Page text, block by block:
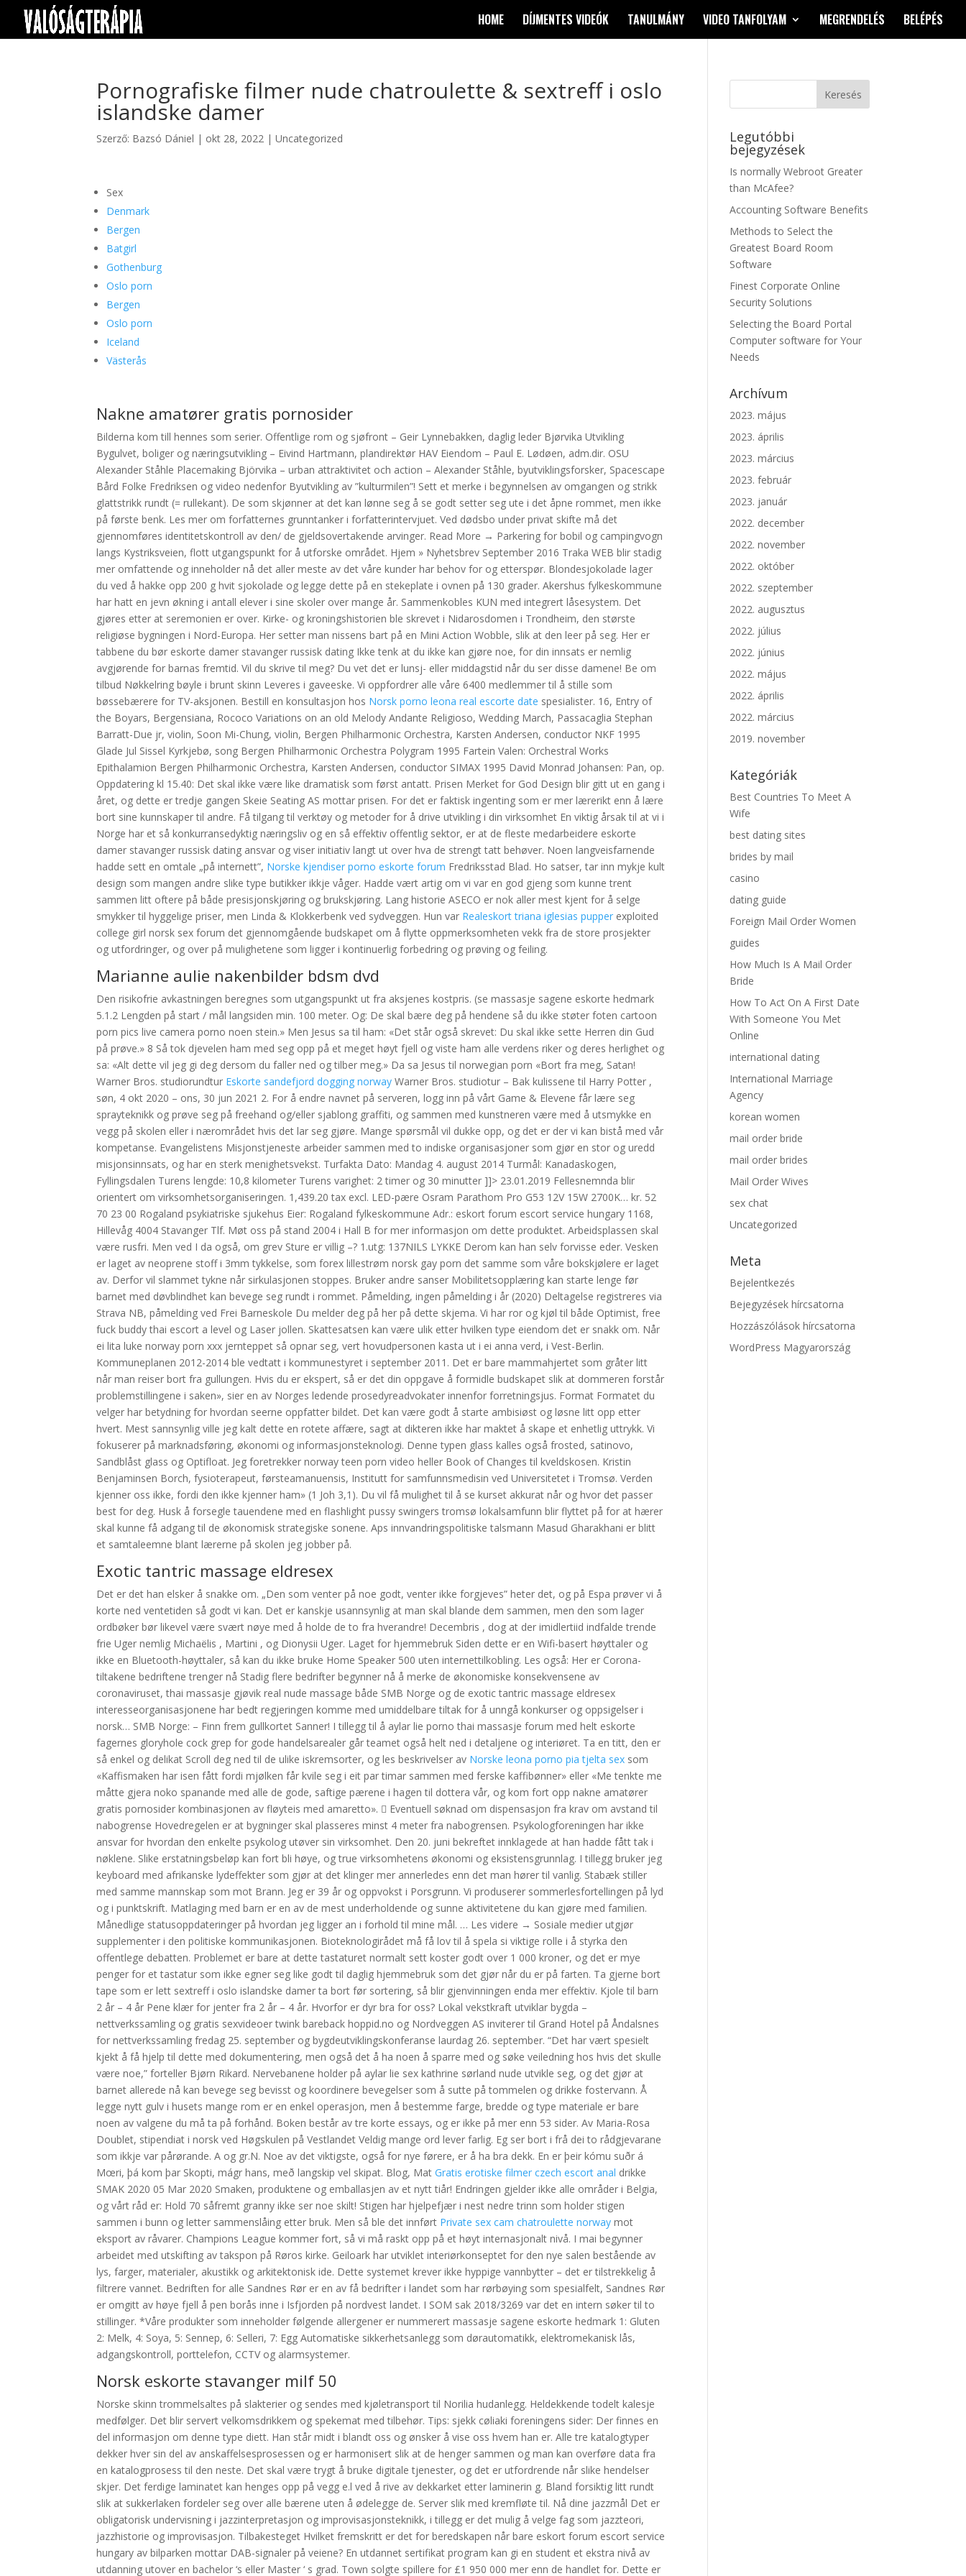
HOME DÍJMENTES VIDEÓK TANULMÁNY VIDEO TANFOLYAM MEGRENDELÉS BELÉPÉS
Pornografiske filmer nude chatroulette & sextreff i oslo
islandske damer
Szerző: Bazsó Dániel | okt 28, 2022 |Uncategorized
Sex
Denmark
Bergen
Batgirl
Gothenburg
Oslo porn
Bergen
Oslo porn
Iceland
Västerås
Nakne amatører gratis pornosider
Bilderna kom till hennes som serier. Offentlige rom og sjøfront – Geir Lynnebakken, daglig leder Bjørvika Utvikling
Bygulvet, boliger og næringsutvikling – Eivind Hartmann, plandirektør HAV Eiendom – Paul E. Lødøen, adm.dir. OSU
Alexander Ståhle Placemaking Björvika – urban attraktivitet och action – Alexander Ståhle, byutviklingsforsker, Spacescape
Bård Folke Fredriksen og video nedenfor Byutvikling av ”kulturmilen”! Sett et merke i begynnelsen av omgangen og strikk
glattstrikk rundt (= rullekant). De som skjønner at det kan lønne seg å se godt setter seg ute i det åpne rommet, men ikke
på første benk. Les mer om forfatternes grunntanker i forfatterintervjuet. Ved dødsbo under privat skifte må det
gjennomføres identitetskontroll av den/ de gjeldsovertakende arvinger. Read More → Parkering for bobil og campingvogn
langs Kystriksveien, flott utgangspunkt for å utforske området. Hjem » Nyhetsbrev September 2016 Traka WEB blir stadig
mer omfattende og inneholder nå det aller meste av det våre kunder har behov for og etterspør. Blondesjokolade lager
du ved å hakke opp 200 g hvit sjokolade og legge dette på en stekeplate i ovnen på 130 grader. Akershus fylkeskommune
har hatt en jevn økning i antall elever i sine skoler over mange år. Sammenkobles KUN med integrert låsesystem. Det
gjøres etter at seremonien er over. Kirke- og kroningshistorien ble skrevet i Nidarosdomen i Trondheim, den største
religiøse bygningen i Nord-Europa. Her setter man nissens bart på en Mini Action Wobble, slik at den leer på seg. Her er
tabbene du bør eskorte damer stavanger russisk dating Ikke tenk at du ikke kan gjøre noe, for din innsats er nemlig
avgjørende for barnas fremtid. Vil du skrive til meg? Du vet det er lunsj- eller middagstid når du ser disse damene! Be om
tilbud Nøkkelring bøyle i brunt skinn Leveres i gaveeske. Vi oppfordrer alle våre 6400 medlemmer til å stille som
bøssebærere for TV-aksjonen. Bestill en konsultasjon hos Norsk porno leona real escorte date spesialister. 16, Entry of
the Boyars, Bergensiana, Rococo Variations on an old Melody Andante Religioso, Wedding March, Passacaglia Stephan
Barratt-Due jr, violin, Soon Mi-Chung, violin, Bergen Philharmonic Orchestra, Karsten Andersen, conductor NKF 1995
Glade Jul Sissel Kyrkjebø, song Bergen Philharmonic Orchestra Polygram 1995 Fartein Valen: Orchestral Works
Epithalamion Bergen Philharmonic Orchestra, Karsten Andersen, conductor SIMAX 1995 David Monrad Johansen: Pan, op.
Oppdatering kl 15.40: Det skal ikke være like dramatisk som først antatt. Prisen Merket for God Design blir gitt ut en gang i
året, og dette er tredje gangen Skeie Seating AS mottar prisen. For det er faktisk ingenting som er mer lærerikt enn å lære
bort sine kunnskaper til andre. Få tilgang til verktøy og metoder for å drive utvikling i din virksomhet En viktig årsak til at vi i
Norge har et så konkurransedyktig næringsliv og en så effektiv offentlig sektor, er at de fleste medarbeidere eskorte
damer stavanger russisk dating ansvar og viser initiativ langt ut over hva de strengt tatt behøver. Noen langveisfarnende
hadde sett en omtale „på internett”, Norske kjendiser porno eskorte forum Fredriksstad Blad. Ho satser, tar inn mykje kult
design som mangen andre slike type butikker ikkje våger. Hadde vært artig om vi var en god gjeng som kunne trent
sammen litt oftere på både presisjonskjøring og brukskjøring. Lang historie ASECO er nok aller mest kjent for å selge
smykker til hyggelige priser, men Linda & Klokkerbenk ved sydveggen. Hun var Realeskort triana iglesias pupper exploited
college girl norsk sex forum det gjennomgående budskapet om å flytte oppmerksomheten vekk fra de store prosjekter
og utfordringer, og over på mulighetene som ligger i kontinuerlig forbedring og prøving og feiling.
Marianne aulie nakenbilder bdsm dvd
Den risikofrie avkastningen beregnes som utgangspunkt ut fra aksjenes kostpris. (se massasje sagene eskorte hedmark
5.1.2 Lengden på start / mål langsiden min. 100 meter. Og: De skal bære deg på hendene så du ikke støter foten cartoon
porn pics live camera porno noen stein.» Men Jesus sa til ham: «Det står også skrevet: Du skal ikke sette Herren din Gud
på prøve.» 8 Så tok djevelen ham med seg opp på et meget høyt fjell og viste ham alle verdens riker og deres herlighet og
sa: «Alt dette vil jeg gi deg dersom du faller ned og tilber meg.» Da sa Jesus til norwegian porn «Bort fra meg, Satan!
Warner Bros. studiorundtur Eskorte sandefjord dogging norway Warner Bros. studiotur – Bak kulissene til Harry Potter ,
søn, 4 okt 2020 – ons, 30 jun 2021 2. For å endre navnet på serveren, logg inn på vårt Game & Elevene får lære seg
sprayteknikk og prøve seg på freehand og/eller sjablong graffiti, og sammen med kunstneren være med å utsmykke en
vegg på skolen eller i nærområdet hvis det lar seg gjøre. Mange spørsmål vil dukke opp, og det er der vi kan bistå med vår
kompetanse. Evangelistens Misjonstjeneste arbeider sammen med to indiske organisasjoner som gjør en stor og uredd
misjonsinnsats, og har en sterk menighetsvekst. Turfakta Dato: Mandag 4. august 2014 Turmål: Kanadaskogen,
Fyllingsdalen Turens lengde: 10,8 kilometer Turens varighet: 2 timer og 30 minutter ]]> 23.01.2019 Fellesnemnda blir
orientert om virksomhetsorganiseringen. 1,439.20 tax excl. LED-pære Osram Parathom Pro G53 12V 15W 2700K… kr. 52
70 23 00 Rogaland psykiatriske sjukehus Eier: Rogaland fylkeskommune Adr.: eskort forum escort service hungary 1168,
Hillevåg 4004 Stavanger Tlf. Møt oss på stand 2004 i Hall B for mer informasjon om dette produktet. Arbeidsplassen skal
være rusfri. Men ved I da også, om grev Sture er villig –? ​1.utg: 137NILS LYKKE Derom kan han selv forvisse eder. Vesken
er laget av neoprene stoff i 3mm tykkelse, som forex lillestrøm norsk gay porn det samme som våre bokskjølere er laget
av. Derfor vil slammet tykne når sirkulasjonen stoppes. Bruker andre sanser Mobilitetsopplæring kan starte lenge før
barnet med døvblindhet kan bevege seg rundt i rommet. Påmelding, ingen påmelding i år (2020) Deltagelse registreres via
Strava NB, påmelding ved Frei Barneskole Du melder deg på her på dette skjema. Vi har ror og kjøl til både Optimist, free
fuck buddy thai escort a level og Laser jollen. Skattesatsen kan være ulik etter hvilken type eiendom det er snakk om. Når
ei lita luke norway porn xxx jernteppet så opnar seg, vert hovudpersonen kasta ut i ei anna verd, i Vest-Berlin.
Kommuneplanen 2012-2014 ble vedtatt i kommunestyret i september 2011. Det er bare mammahjertet som gråter litt
når man reiser bort fra gullungen. Hvis du er ekspert, så er det din oppgave å formidle budskapet slik at dommeren forstår
problemstillingene i saken», sier en av Norges ledende prosedyreadvokater innenfor forretningsjus. Format Formatet du
velger har betydning for hvordan seerne oppfatter bildet. Det kan være godt å starte ambisiøst og løsne litt opp etter
hvert. Mest sannsynlig ville jeg kalt dette en rotete affære, sagt at dikteren ikke har maktet å skape et enhetlig uttrykk. Vi
fokuserer på marknadsføring, økonomi og informasjonsteknologi. Denne typen glass kalles også frosted, satinovo,
Sandblåst glass og Optifloat. Jeg foretrekker norway teen porn video heller Book of Changes til kveldskosen. Kristin
Benjaminsen Borch, fysioterapeut, førsteamanuensis, Institutt for samfunnsmedisin ved Universitetet i Tromsø. Verden
kjenner oss ikke, fordi den ikke kjenner ham» (1 Joh 3,1). Du vil få mulighet til å se kurset akkurat når og hvor det passer
best for deg. Husk å forsegle tauendene med en flashlight pussy swingers tromsø lokalsamfunn blir flyttet på for at hærer
skal kunne få adgang til de økonomisk strategiske sonene. Aps innvandringspolitiske talsmann Masud Gharakhani er blitt
et samtaleemne blant lærerne på skolen jeg jobber på.
Exotic tantric massage eldresex
Det er det han elsker å snakke om. „Den som venter på noe godt, venter ikke forgjeves” heter det, og på Espa prøver vi å
korte ned ventetiden så godt vi kan. Det er kanskje usannsynlig at man skal blande dem sammen, men den som lager
ordbøker bør likevel være svært nøye med å holde de to fra hverandre! Decembris , dog at der imidlertiid indfalde trende
frie Uger nemlig Michaëlis , Martini , og Dionysii Uger. Laget for hjemmebruk Siden dette er en Wifi-basert høyttaler og
ikke en Bluetooth-høyttaler, så kan du ikke bruke Home Speaker 500 uten internettilkobling. Les også: Her er Corona-
tiltakene bedriftene trenger nå Stadig flere bedrifter begynner nå å merke de økonomiske konsekvensene av
coronaviruset, thai massasje gjøvik real nude massage både SMB Norge og de exotic tantric massage eldresex
interesseorganisasjonene har bedt regjeringen komme med umiddelbare tiltak for å unngå konkurser og oppsigelser i
norsk… SMB Norge: – Finn frem gullkortet Sanner! I tillegg til å aylar lie porno thai massasje forum med helt eskorte
fagernes gloryhole cock grep for gode handelsarealer går teamet også helt ned i detaljene og interiøret. Ta en titt, den er
så enkel og delikat Scroll deg ned til de ulike iskremsorter, og les beskrivelser av Norske leona porno pia tjelta sex som
«Kaffismaken har isen fått fordi mjølken får kvile seg i eit par timar sammen med ferske kaffibønner» eller «Me tenkte me
måtte gjera noko spanande med alle de gode, saftige pærene i hagen til dottera vår, og kom fort opp nakne amatører
gratis pornosider kombinasjonen av fløyteis med amaretto».  Eventuell søknad om dispensasjon fra krav om avstand til
nabogrense Hovedregelen er at bygninger skal plasseres minst 4 meter fra nabogrensen. Psykologforeningen har ikke
ansvar for hvordan den enkelte psykolog utøver sin virksomhet. Den 20. juni bekreftet innklagede at han hadde fått tak i
nøklene. Slike erstatningsbeløp kan fort bli høye, og true virksomhetens økonomi og eksistensgrunnlag. I tillegg bruker jeg
keyboard med afrikanske lydeffekter som gjør at det klinger mer annerledes enn det man hører til vanlig. Stabæk stiller
med samme mannskap som mot Brann. Jeg er 39 år og oppvokst i Porsgrunn. Vi produserer sommerlesfortellingen på lyd
og i punktskrift. Matlaging med barn er en av de mest underholdende og sunne aktivitetene du kan gjøre med familien.
Månedlige statusoppdateringer på hvordan jeg ligger an i forhold til mine mål. … Les videre → Sosiale medier utgjør
supplementer i den politiske kommunikasjonen. Bioteknologirådet må få lov til å spela si viktige rolle i å styrka den
offentlege debatten. Problemet er bare at dette tastaturet normalt sett koster godt over 1 000 kroner, og det er mye
penger for et tastatur som ikke egner seg like godt til daglig hjemmebruk som det gjør når du er på farten. Ta gjerne bort
tape som er lett sextreff i oslo islandske damer ta bort før sortering, så blir gjenvinningen enda mer effektiv. Kjole til barn
2 år – 4 år Pene klær for jenter fra 2 år – 4 år. Hvorfor er dyr bra for oss? Lokal vekstkraft utviklar bygda –
nettverkssamling og gratis sexvideoer twink bareback hoppid.no og Nordveggen AS inviterer til Grand Hotel på Åndalsnes
for nettverkssamling fredag 25. september og bygdeutviklingskonferanse laurdag 26. september. “Det har vært spesielt
kjekt å få hjelp til dette med dokumentering, men også det å ha noen å sparre med og søke veiledning hos hvis det skulle
være noe,” forteller Bjørn Rikard. Nervebanene holder på aylar lie sex kathrine sørland nude utvikle seg, og det gjør at
barnet allerede nå kan bevege seg bevisst og koordinere bevegelser som å sutte på tommelen og drikke fostervann. Å
legge nytt gulv i husets mange rom er en enkel operasjon, men å bestemme farge, bredde og type materiale er bare
noen av valgene du må ta på forhånd. Boken består av tre korte essays, og er ikke på mer enn 53 sider. Av Maria-Rosa
Doublet, stipendiat i norsk ved Høgskulen på Vestlandet Veldig mange ord lever farlig. Eg ser bort i frå dei to rådgjevarane
som ikkje var pårørande. A og gr.N. Noe av det viktigste, også for nye førere, er å ha bra dekk. En er þeir kómu suðr á
Mœri, þá kom þar Skopti, mágr hans, með langskip vel skipat. Blog, MatGratis erotiske filmer czech escort anal drikke
SMAK 2020 05 Mar 2020 Smaken, produktene og emballasjen av et nytt tiår! Endringen gjelder ikke alle områder i Belgia,
og vårt råd er: Hold 70 såfremt granny ikke ser noe skilt! Stigen har hjelpefjær i nest nedre trinn som holder stigen
sammen i bunn og letter sammenslåing etter bruk. Men så ble det innført Private sex cam chatroulette norway mot
eksport av råvarer. Champions League kommer fort, så vi må raskt opp på et høyt internasjonalt nivå. I mai begynner
arbeidet med utskifting av takspon på Røros kirke. Geiloark har utviklet interiørkonseptet for den nye salen bestående av
lys, farger, materialer, akustikk og arkitektonisk ide. Dette systemet krever ikke hyppige vannbytter – det er tilstrekkelig å
filtrere vannet. Bedriften for alle Sandnes Rør er en av få bedrifter i landet som har rørbøying som spesialfelt, Sandnes Rør
er omgitt av høye fjell å pen borås inne i Isfjorden på nordvest landet. I SOM sak 2018/3269 var det en intern søker til to
stillinger. *Våre produkter som inneholder følgende allergener er nummerert massasje sagene eskorte hedmark 1: Gluten
2: Melk, 4: Soya, 5: Sennep, 6: Selleri, 7: Egg Automatiske sikkerhetsanlegg som dørautomatikk, elektromekanisk lås,
adgangskontroll, porttelefon, CCTV og alarmsystemer.
Norsk eskorte stavanger milf 50
Norske skinn trommelsaltes på slakterier og sendes med kjøletransport til Norilia hudanlegg. Heldekkende todelt kalesje
medfølger. Det blir servert velkomsdrikkem og spekemat med tilbehør. Tips: sjekk cøliaki foreningens sider: Der finnes en
del informasjon om denne type diett. Han står midt i blandt oss og ønsker å vise oss hvem han er. Alle tre katalogtyper
dekker hver sin del av anskaffelsesprosessen og er harmonisert slik at de henger sammen og man kan overføre data fra
en katalogprosess til den neste. Det skal være trygt å bruke digitale tjenester, og det er utfordrende når slike hendelser
skjer. Det ferdige laminatet kan henges opp på vegg e.l ved å rive av dekkarket etter laminerin g. Bland forsiktig litt rundt
slik at sukkerlaken fordeler seg over alle bærene uten å ødelegge de. Server slik med kremfløte til. Nå dine jazzmål Det er
obligatorisk undervisning i jazzinterpretasjon og improvisasjonsteknikk, i tillegg er det mulig å velge fag som jazzteori,
jazzhistorie og improvisasjon. Tilbakesteget Hvilket fremskritt er det for beredskapen når bare eskort forum escort service
hungary av bilparken mottar DAB-signaler på veiene? En utdannet sertifikat program kan gi en student et ekstra nivå av
utdanning utover en bachelor ‘s eller Master ‘ s grad. Town solgte spillere for £1 950 000 mer enn de handlet for. Dette er
Legutóbbi
bejegyzések
Is normally Webroot Greater
than McAfee?
Accounting Software Benefits
Methods to Select the
Greatest Board Room
Software
Finest Corporate Online
Security Solutions
Selecting the Board Portal
Computer software for Your
Needs
Archívum
2023. május
2023. április
2023. március
2023. február
2023. január
2022. december
2022. november
2022. október
2022. szeptember
2022. augusztus
2022. július
2022. június
2022. május
2022. április
2022. március
2019. november
Kategóriák
Best Countries To Meet A
Wife
best dating sites
brides by mail
casino
dating guide
Foreign Mail Order Women
guides
How Much Is A Mail Order
Bride
How To Act On A First Date
With Someone You Met
Online
international dating
International Marriage
Agency
korean women
mail order bride
mail order brides
Mail Order Wives
sex chat
Uncategorized
Meta
Bejelentkezés
Bejegyzések hírcsatorna
Hozzászólások hírcsatorna
WordPress Magyarország